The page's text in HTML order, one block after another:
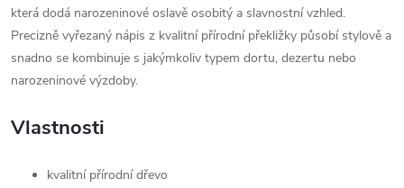
která dodá narozeninové oslavě osobitý a slavnostní vzhled.
Precizně vyřezaný nápis z kvalitní přírodní překližky působí stylově a
snadno se kombinuje s jakýmkoliv typem dortu, dezertu nebo
narozeninové výzdoby.
Vlastnosti
kvalitní přírodní dřevo